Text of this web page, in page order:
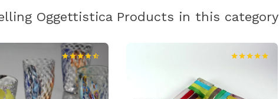
Oggettistica Products in this category